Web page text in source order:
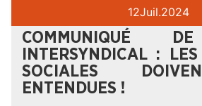
12Juil.2024
COMMUNIQUÉ
INTERSYNDICAL :
SOCIALES
ENTENDUES !